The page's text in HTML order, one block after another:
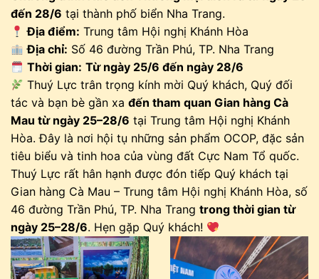
đến 28/6 tại thành phố biển Nha Trang.
Địa điểm: Trung tâm Hội nghị Khánh Hòa
Địa chỉ: Số 46 đường Trần Phú, TP. Nha Trang
Thời gian: Từ ngày 25/6 đến ngày 28/6
Thuý Lực trân trọng kính mời Quý khách, Quý đối
tác và bạn bè gần xa đến tham quan Gian hàng Cà
Mau từ ngày 25–28/6 tại Trung tâm Hội nghị Khánh
Hòa. Đây là nơi hội tụ những sản phẩm OCOP, đặc sản
tiêu biểu và tinh hoa của vùng đất Cực Nam Tổ quốc.
Thuý Lực rất hân hạnh được đón tiếp Quý khách tại
Gian hàng Cà Mau – Trung tâm Hội nghị Khánh Hòa, số
46 đường Trần Phú, TP. Nha Trang trong thời gian từ
ngày 25–28/6. Hẹn gặp Quý khách!